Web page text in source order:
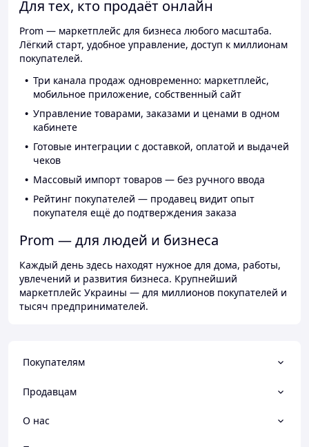
Для тех, кто продаёт онлайн
Prom — маркетплейс для бизнеса любого масштаба.
Лёгкий старт, удобное управление, доступ к миллионам
покупателей.
Три канала продаж одновременно: маркетплейс,
мобильное приложение, собственный сайт
Управление товарами, заказами и ценами в одном
кабинете
Готовые интеграции с доставкой, оплатой и выдачей
чеков
Массовый импорт товаров — без ручного ввода
Рейтинг покупателей — продавец видит опыт
покупателя ещё до подтверждения заказа
Prom — для людей и бизнеса
Каждый день здесь находят нужное для дома, работы,
увлечений и развития бизнеса. Крупнейший
маркетплейс Украины — для миллионов покупателей и
тысяч предпринимателей.
Покупателям
Продавцам
О нас